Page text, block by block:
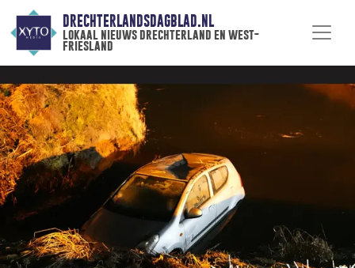
DRECHTERLANDSDAGBLAD.NL
lokaal nieuws drechterland en west-
friesland